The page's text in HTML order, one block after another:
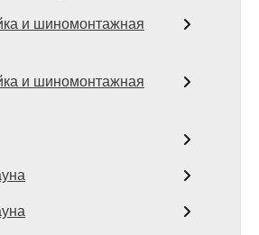
и шиномонтажная
и шиномонтажная